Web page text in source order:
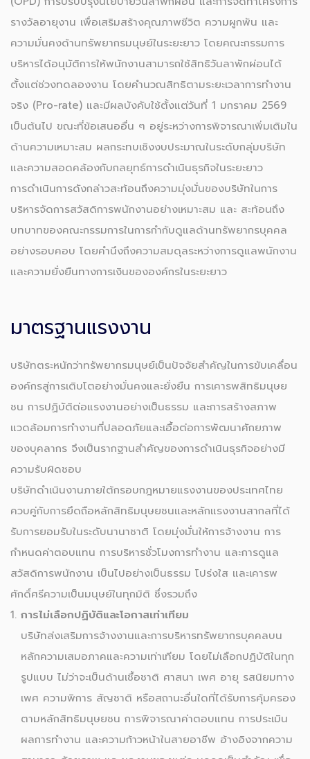
รางวัลอายุงาน เพื่อเสริมสร้างคุณภาพชีวิต ความผูกพัน และ
ความมั่นคงด้านทรัพยากรมนุษย์ในระยะยาว โดยคณะกรรมการ
บริหารได้อนุมัติการให้พนักงานสามารถใช้สิทธิวันลาพักผ่อนได้
ตั้งแต่ช่วงทดลองงาน โดยคำนวณสิทธิตามระยะเวลาการทำงาน
จริง (Pro-rate) และมีผลบังคับใช้ตั้งแต่วันที่ 1 มกราคม 2569
เป็นต้นไป ขณะที่ข้อเสนออื่น ๆ อยู่ระหว่างการพิจารณาเพิ่มเติมใน
ด้านความเหมาะสม ผลกระทบเชิงงบประมาณในระดับกลุ่มบริษัท
และความสอดคล้องกับกลยุทธ์การดำเนินธุรกิจในระยะยาว
การดำเนินการดังกล่าวสะท้อนถึงความมุ่งมั่นของบริษัทในการ
บริหารจัดการสวัสดิการพนักงานอย่างเหมาะสม และ สะท้อนถึง
บทบาทของคณะกรรมการในการกำกับดูแลด้านทรัพยากรบุคคล
อย่างรอบคอบ โดยคำนึงถึงความสมดุลระหว่างการดูแลพนักงาน
และความยั่งยืนทางการเงินขององค์กรในระยะยาว
มาตรฐานแรงงาน
บริษัทตระหนักว่าทรัพยากรมนุษย์เป็นปัจจัยสำคัญในการขับเคลื่อน
องค์กรสู่การเติบโตอย่างมั่นคงและยั่งยืน การเคารพสิทธิมนุษย
ชน การปฏิบัติต่อแรงงานอย่างเป็นธรรม และการสร้างสภาพ
แวดล้อมการทำงานที่ปลอดภัยและเอื้อต่อการพัฒนาศักยภาพ
ของบุคลากร จึงเป็นรากฐานสำคัญของการดำเนินธุรกิจอย่างมี
ความรับผิดชอบ
บริษัทดำเนินงานภายใต้กรอบกฎหมายแรงงานของประเทศไทย
ควบคู่กับการยึดถือหลักสิทธิมนุษยชนและหลักแรงงานสากลที่ได้
รับการยอมรับในระดับนานาชาติ โดยมุ่งมั่นให้การจ้างงาน การ
กำหนดค่าตอบแทน การบริหารชั่วโมงการทำงาน และการดูแล
สวัสดิการพนักงาน เป็นไปอย่างเป็นธรรม โปร่งใส และเคารพ
ศักดิ์ศรีความเป็นมนุษย์ในทุกมิติ ซึ่งรวมถึง
การไม่เลือกปฏิบัติและโอกาสเท่าเทียม
บริษัทส่งเสริมการจ้างงานและการบริหารทรัพยากรบุคคลบน
หลักความเสมอภาคและความเท่าเทียม โดยไม่เลือกปฏิบัติในทุก
รูปแบบ ไม่ว่าจะเป็นด้านเชื้อชาติ ศาสนา เพศ อายุ รสนิยมทาง
เพศ ความพิการ สัญชาติ หรือสถานะอื่นใดที่ได้รับการคุ้มครอง
ตามหลักสิทธิมนุษยชน การพิจารณาค่าตอบแทน การประเมิน
ผลการทำงาน และความก้าวหน้าในสายอาชีพ อ้างอิงจากความ